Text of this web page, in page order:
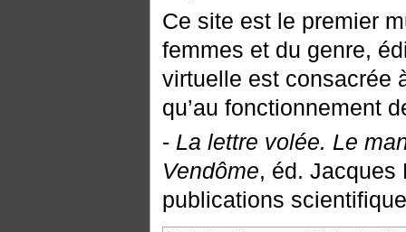
Ce site est le premier
femmes et du genre,
virtuelle est consacrée
qu’au fonctionnement
- La lettre volée. Le
Vendôme, éd. Jacques
publications